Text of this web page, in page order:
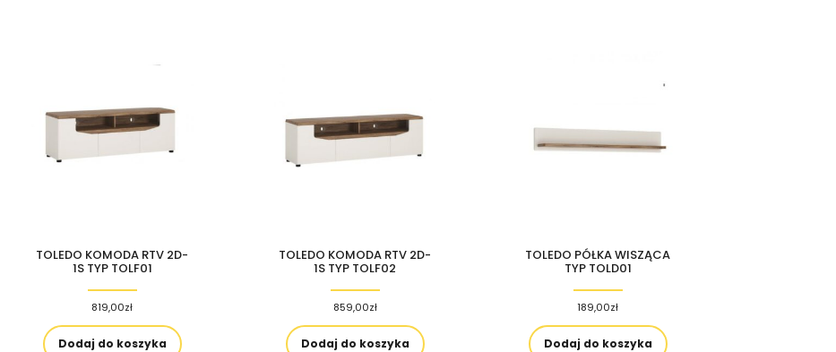
TOLEDO KOMODA RTV 2D-
1S TYP TOLF01
819,00zł
Dodaj do koszyka
TOLEDO KOMODA RTV 2D-
1S TYP TOLF02
859,00zł
Dodaj do koszyka
TOLEDO PÓŁKA WISZĄCA
TYP TOLD01
189,00zł
Dodaj do koszyka